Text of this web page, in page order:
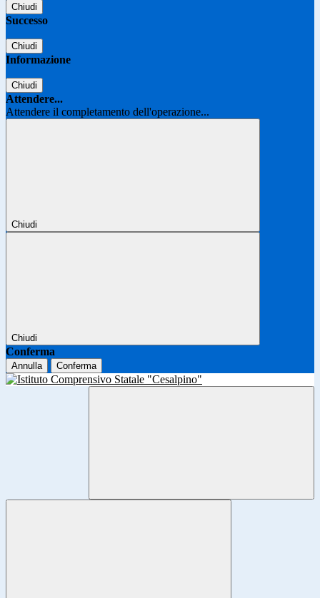
Chiudi
Successo
Chiudi
Informazione
Chiudi
Attendere...
Attendere il completamento dell'operazione...
Chiudi
Chiudi
Conferma
Annulla Conferma